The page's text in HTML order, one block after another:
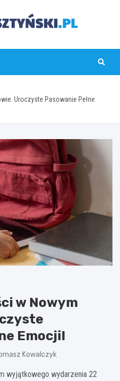
Uroczyste Pasowanie Pełne
w Nowym
Emocji!
Kowalczyk
wyjątkowego wydarzenia 22